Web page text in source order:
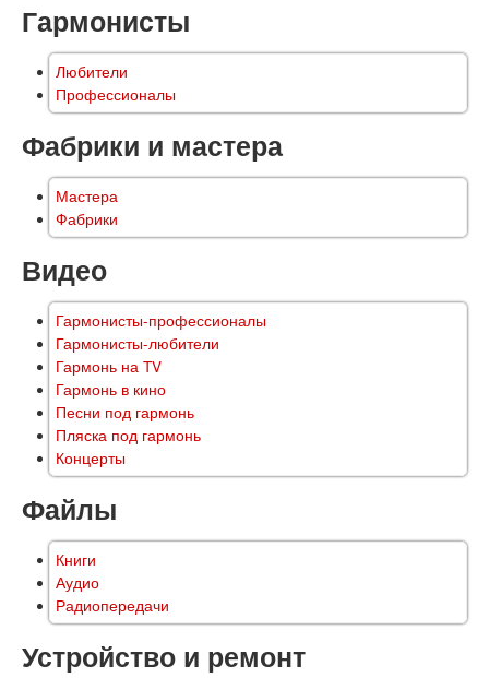
Гармонисты
Любители
Профессионалы
Фабрики и мастера
Мастера
Фабрики
Видео
Гармонисты-профессионалы
Гармонисты-любители
Гармонь на TV
Гармонь в кино
Песни под гармонь
Пляска под гармонь
Концерты
Файлы
Книги
Аудио
Радиопередачи
Устройство и ремонт